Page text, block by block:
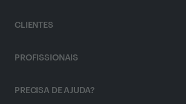
CLIENTES
PROFISSIONAIS
PRECISA DE AJUDA?